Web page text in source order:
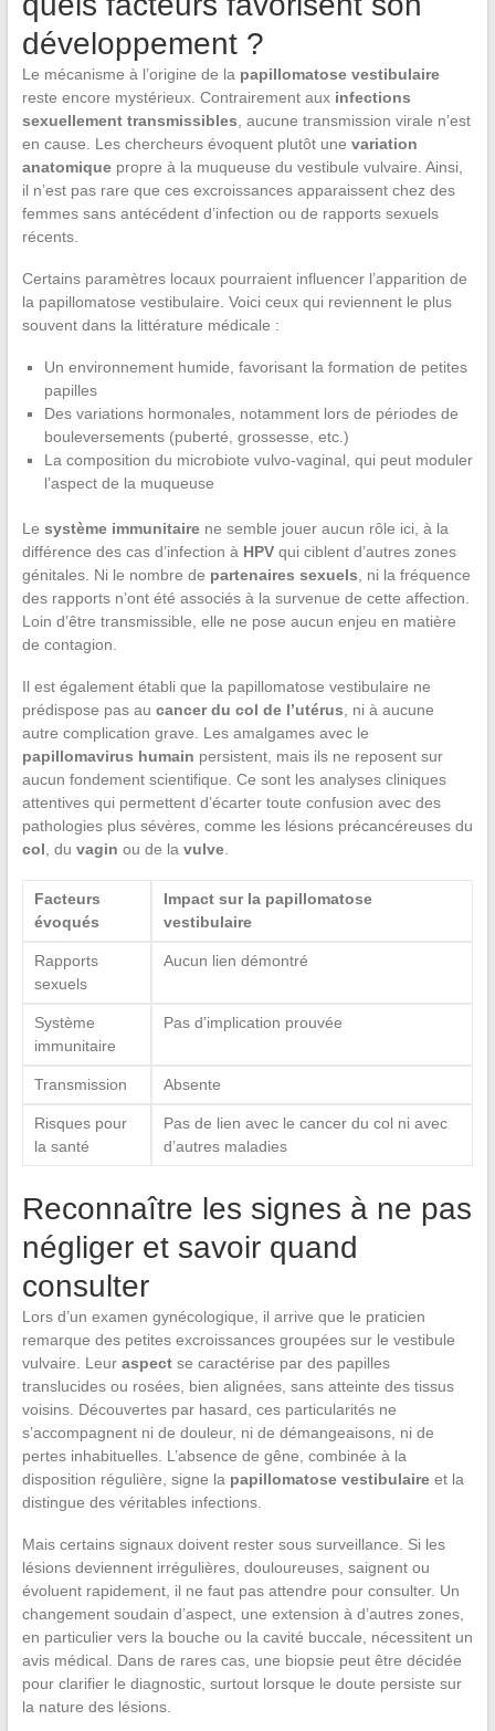
développement ?
Le mécanisme à l’origine de la papillomatose vestibulaire
reste encore mystérieux. Contrairement aux infections
sexuellement transmissibles , aucune transmission virale n’est
en cause. Les chercheurs évoquent plutôt une variation
anatomiquepropre à la muqueuse du vestibule vulvaire. Ainsi,
il n’est pas rare que ces excroissances apparaissent chez des
femmes sans antécédent d’infection ou de rapports sexuels
récents.
Certains paramètres locaux pourraient influencer l’apparition de
la papillomatose vestibulaire. Voici ceux qui reviennent le plus
souvent dans la littérature médicale :
Un environnement humide, favorisant la formation de petites
papilles
Des variations hormonales, notamment lors de périodes de
bouleversements (puberté, grossesse, etc.)
La composition du microbiote vulvo-vaginal, qui peut moduler
l’aspect de la muqueuse
Le système immunitairene semble jouer aucun rôle ici, à la
différence des cas d’infection à HPVqui ciblent d’autres zones
génitales. Ni le nombre de partenaires sexuels , ni la fréquence
des rapports n’ont été associés à la survenue de cette affection.
Loin d’être transmissible, elle ne pose aucun enjeu en matière
de contagion.
Il est également établi que la papillomatose vestibulaire ne
prédispose pas au cancer du col de l’utérus , ni à aucune
autre complication grave. Les amalgames avec le
papillomavirus humain persistent, mais ils ne reposent sur
aucun fondement scientifique. Ce sont les analyses cliniques
attentives qui permettent d’écarter toute confusion avec des
pathologies plus sévères, comme les lésions précancéreuses du
col , du vagin ou de la vulve.
Facteurs
évoqués
Impact sur la papillomatose
vestibulaire
Rapports
sexuels
Aucun lien démontré
Système
immunitaire
Pas d’implication prouvée
Transmission Absente
Risques pour
la santé
Pas de lien avec le cancer du col ni avec
d’autres maladies
Reconnaître les signes à ne pas
négliger et savoir quand
consulter
Lors d’un examen gynécologique, il arrive que le praticien
remarque des petites excroissances groupées sur le vestibule
vulvaire. Leur aspectse caractérise par des papilles
translucides ou rosées, bien alignées, sans atteinte des tissus
voisins. Découvertes par hasard, ces particularités ne
s’accompagnent ni de douleur, ni de démangeaisons, ni de
pertes inhabituelles. L’absence de gêne, combinée à la
disposition régulière, signe la papillomatose vestibulaireet la
distingue des véritables infections.
Mais certains signaux doivent rester sous surveillance. Si les
lésions deviennent irrégulières, douloureuses, saignent ou
évoluent rapidement, il ne faut pas attendre pour consulter. Un
changement soudain d’aspect, une extension à d’autres zones,
en particulier vers la bouche ou la cavité buccale, nécessitent un
avis médical. Dans de rares cas, une biopsie peut être décidée
pour clarifier le diagnostic, surtout lorsque le doute persiste sur
la nature des lésions.